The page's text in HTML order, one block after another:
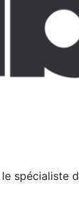
spécialiste